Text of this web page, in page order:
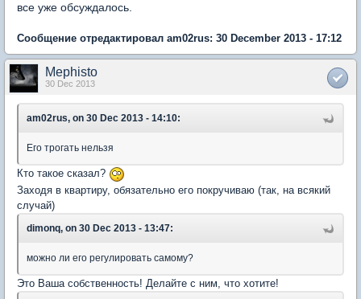
все уже обсуждалось.
Сообщение отредактировал am02rus: 30 December 2013 - 17:12
Mephisto
30 Dec 2013
am02rus, on 30 Dec 2013 - 14:10:
Его трогать нельзя
Кто такое сказал?
Заходя в квартиру, обязательно его покручиваю (так, на всякий
случай)
dimonq, on 30 Dec 2013 - 13:47:
можно ли его регулировать самому?
Это Ваша собственность! Делайте с ним, что хотите!